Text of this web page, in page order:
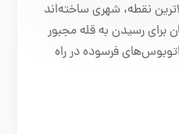
نقطه، شهری ساخته‌اند
برای رسیدن به قله مجبور
اتوبوس‌های فرسوده در راه